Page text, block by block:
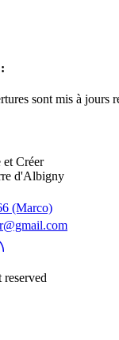
sont mis à jours
Créer
d'Albigny
(Marco)